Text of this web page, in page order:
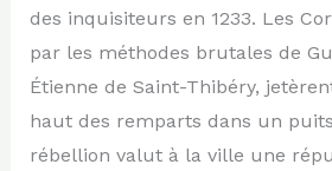
des inquisiteurs en 1233. Les
par les méthodes brutales de
Étienne de Saint-Thibéry,
haut des remparts dans un
rébellion valut à la ville une